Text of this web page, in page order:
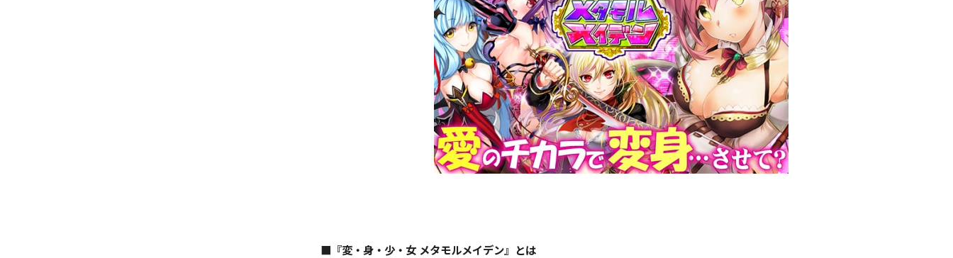
■『変・身・少・女 メタモルメイデン』とは